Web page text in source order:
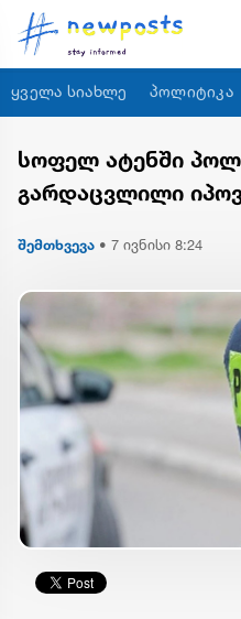
ყველა სიახლე პოლიტიკა
სოფელ ატენში
გარდაცვლილი
შემთხვევა • 7 ივნისი 8:24